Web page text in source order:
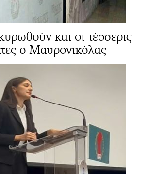
και οι τέσσερις
ο Μαυρονικόλας